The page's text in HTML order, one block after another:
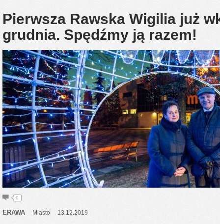
Pierwsza Rawska Wigilia już
grudnia. Spędźmy ją razem!
0
ERAWA Miasto 13.12.2019